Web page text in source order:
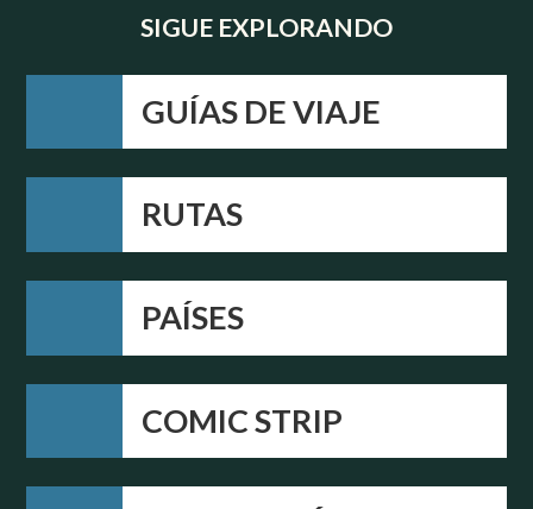
SIGUE EXPLORANDO
GUÍAS DE VIAJE
RUTAS
PAÍSES
COMIC STRIP